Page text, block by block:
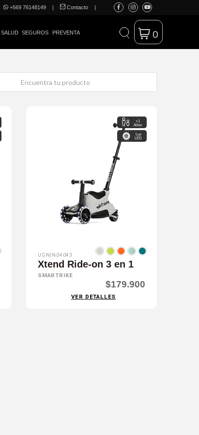
+569 76148149 | Contacto |
SALUD SEGUROS PREVENTA 0
+1
Años
Luz
LED
UGNIN04043
Xtend Ride-on 3 en 1
SMARTRIKE
$179.900
VER DETALLES